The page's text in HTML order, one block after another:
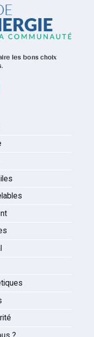
les bons choix